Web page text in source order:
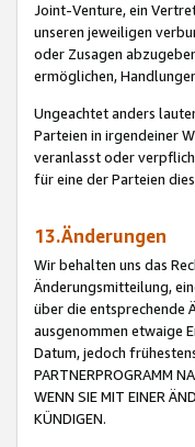
Joint-Venture, ein
unseren jeweiligen
oder Zusagen
ermöglichen,
Ungeachtet anders
Parteien in irgendeiner
veranlasst oder
für eine der Parteien
13.Änderungen
Wir behalten uns das
Änderungsmitteilung,
über die entsprechende
ausgenommen etwaige
Datum, jedoch
PARTNERPROGRAMM
WENN SIE MIT EINER
KÜNDIGEN.